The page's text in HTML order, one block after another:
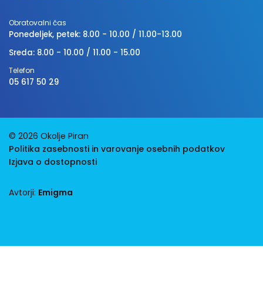
Obratovalni čas
Ponedeljek, petek: 8.00 - 10.00 / 11.00-13.00
Sreda: 8.00 - 10.00 / 11.00 - 15.00
Telefon
05 617 50 29
© 2026 Okolje Piran
Politika zasebnosti in varovanje osebnih podatkov
Izjava o dostopnosti
Avtorji: Emigma